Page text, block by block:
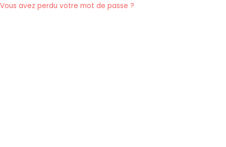
Vous avez perdu votre mot de passe ?